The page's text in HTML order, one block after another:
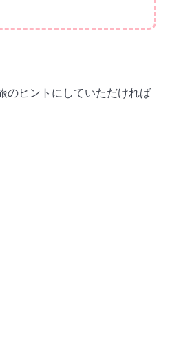
のヒントにしていただければ